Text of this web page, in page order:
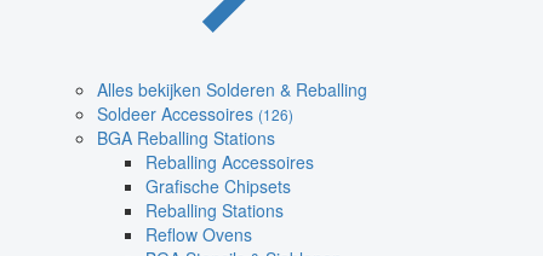
Alles bekijken Solderen & Reballing
Soldeer Accessoires (126)
BGA Reballing Stations
Reballing Accessoires
Grafische Chipsets
Reballing Stations
Reflow Ovens